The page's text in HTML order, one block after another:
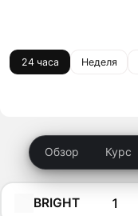
24 часа Неделя
Обзор Курс
BRIGHT